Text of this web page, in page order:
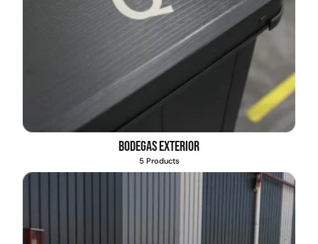
Bodegas exterior
5 Products